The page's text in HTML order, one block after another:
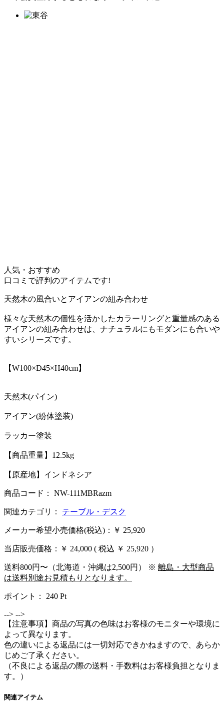
人気・おすすめ
口コミで評判のアイテムです!
天然木の風合いとアイアンの組み合わせ
様々な天然木の個性を活かしたカラーリングと重量感のある
アイアンの組み合わせは、ナチュラルにもモダンにも合いや
すいシリーズです。
【W100×D45×H40cm】
天然木(パイン)
アイアン(紛体塗装)
ラッカー塗装
【商品重量】12.5kg
【原産地】インドネシア
商品コード： NW-111MBRazm
関連カテゴリ： テーブル・デスク
メーカー希望小売価格(税込)：￥ 25,920
当店販売価格： ￥ 24,000 ( 税込 ￥ 25,920 ）
送料800円〜（北海道・沖縄は2,500円） ※ 離島・大型商品
は送料別途お見積もりとなります。
ポイント： 240 Pt
--> -->
【注意事項】商品の写真の色味はお客様のモニターや環境に
よって異なります。
色の違いによる返品には一切対応できかねますので、あらか
じめご了承ください。
（不良による返品の際の送料・手数料はお客様負担となりま
す。）
関連アイテム